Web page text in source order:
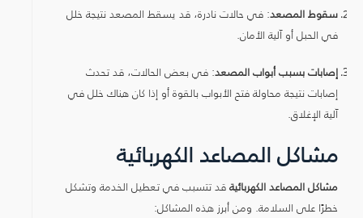
سقوط المصعد: في حالات نادرة، قد يسقط المصعد نتيجة خلل
في الحبل أو آلية الأمان.
إصابات بسبب أبواب المصعد: في بعض الحالات، قد تحدث
إصابات نتيجة محاولة فتح الأبواب بالقوة أو إذا كان هناك خلل في
آلية الإغلاق.
مشاكل المصاعد الكهربائية
مشاكل المصاعد الكهربائيةقد تتسبب في تعطيل الخدمة وتشكل
خطرًا على السلامة. ومن أبرز هذه المشاكل: